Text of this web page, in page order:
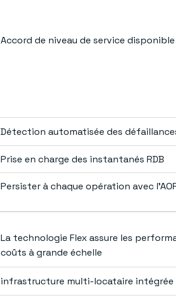
Accord de niveau de service disponible
Détection automatisée des
Prise en charge des instantanés RDB
Persister à chaque opération avec
La technologie Flex assure les
coûts à grande échelle
infrastructure multi-locataire